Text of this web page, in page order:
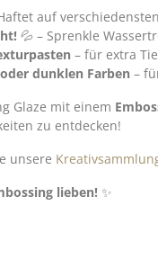
auf
💦 – Sprenkle
– für extra
dunklen Farben –
Glaze mit einem
zu entdecken!
unsere
lieben! ✨